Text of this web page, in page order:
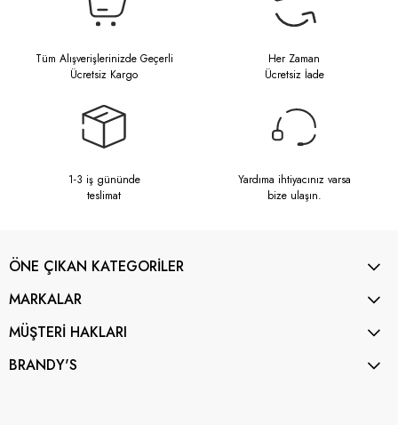
Tüm Alışverişlerinizde Geçerli
Ücretsiz Kargo
Her Zaman
Ücretsiz İade
1-3 iş gününde
teslimat
Yardıma ihtiyacınız varsa
bize ulaşın.
ÖNE ÇIKAN KATEGORİLER
MARKALAR
MÜŞTERİ HAKLARI
BRANDY'S